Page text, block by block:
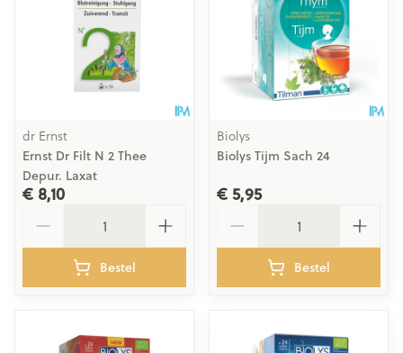
dr Ernst
Ernst Dr Filt N 2 Thee
Depur. Laxat
€ 8,10
Bestel
Biolys
Biolys Tijm Sach 24
€ 5,95
Bestel